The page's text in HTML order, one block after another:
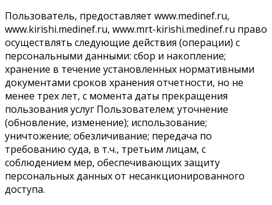
Пользователь, предоставляет www.medinef.ru,
www.kirishi.medinef.ru, www.mrt-kirishi.medinef.ru право
осуществлять следующие действия (операции) с
персональными данными: сбор и накопление;
хранение в течение установленных нормативными
документами сроков хранения отчетности, но не
менее трех лет, с момента даты прекращения
пользования услуг Пользователем; уточнение
(обновление, изменение); использование;
уничтожение; обезличивание; передача по
требованию суда, в т.ч., третьим лицам, с
соблюдением мер, обеспечивающих защиту
персональных данных от несанкционированного
доступа.